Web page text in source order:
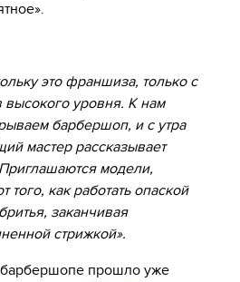
это франшиза, только с
уровня. К нам
барбершоп, и с утра
мастер рассказывает
модели,
того, как работать опаской
заканчивая
стрижкой».
прошло уже